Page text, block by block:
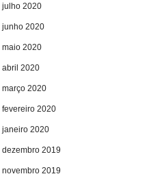
julho 2020
junho 2020
maio 2020
abril 2020
março 2020
fevereiro 2020
janeiro 2020
dezembro 2019
novembro 2019